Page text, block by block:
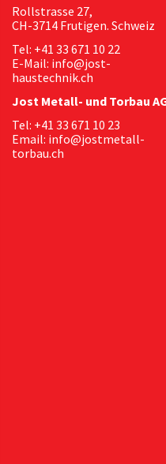
Rollstrasse 27,
CH-3714 Frutigen. Schweiz
Tel: +41 33 671 10 22
E-Mail: info@jost-
haustechnik.ch
Jost Metall- und Torbau
Tel: +41 33 671 10 23
Email: info@jostmetall-
torbau.ch